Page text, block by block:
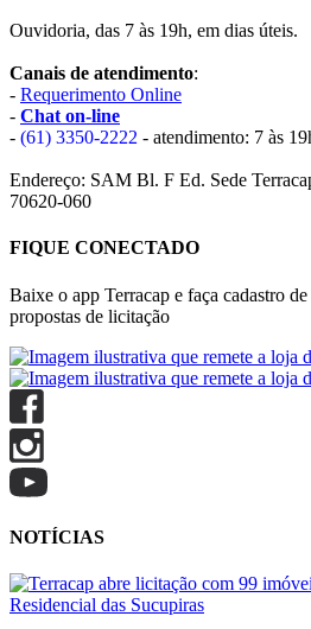
Ouvidoria, das 7 às 19h, em dias úteis.
Canais de atendimento:
- Requerimento Online
- Chat on-line
- (61) 3350-2222 - atendimento: 7 às
Endereço: SAM Bl. F Ed. Sede
70620-060
FIQUE CONECTADO
Baixe o app Terracap e faça cadastro
propostas de licitação
NOTÍCIAS